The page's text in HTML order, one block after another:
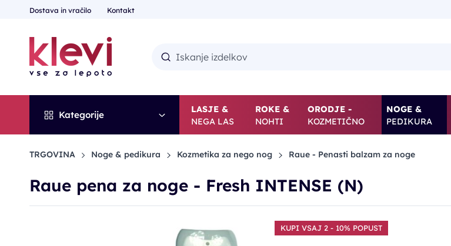
Dostava in vračilo Kontakt
Kategorije
LASJE &
NEGA LAS
ROKE &
NOHTI
ORODJE -
KOZMETIČNO
NOGE &
PEDIKURA
TRGOVINA Noge & pedikura Kozmetika za nego nog Raue - Penasti balzam za noge
Raue pena za noge - Fresh INTENSE (N)
KUPI VSAJ 2 - 10% POPUST